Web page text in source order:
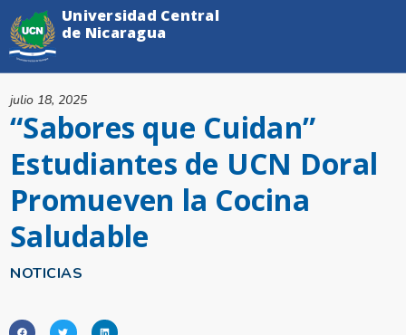
NOTICIAS
“Sabores que Cuidan”
Estudiantes de UCN Doral
Promueven la Cocina
Saludable
julio 18, 2025
Universidad Central
de Nicaragua